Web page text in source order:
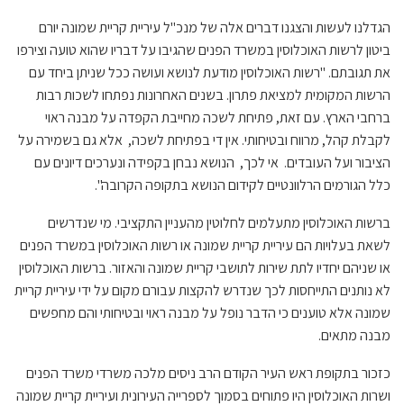
הגדלנו לעשות והצגנו דברים אלה של מנכ"ל עיריית קריית שמונה יורם
ביטון לרשות האוכלוסין במשרד הפנים שהגיבו על דבריו שהוא טועה וצירפו
את תגובתם. "רשות האוכלוסין מודעת לנושא ועושה ככל שניתן ביחד עם
הרשות המקומית למציאת פתרון. בשנים האחרונות נפתחו לשכות רבות
ברחבי הארץ. עם זאת, פתיחת לשכה מחייבת הקפדה על מבנה ראוי
לקבלת קהל, מרווח ובטיחותי. אין די בפתיחת לשכה, אלא גם בשמירה על
הציבור ועל העובדים. אי לכך, הנושא נבחן בקפידה ונערכים דיונים עם
כלל הגורמים הרלוונטיים לקידום הנושא בתקופה הקרובה".
ברשות האוכלוסין מתעלמים לחלוטין מהעניין התקציבי. מי שנדרשים
לשאת בעלויות הם עיריית קריית שמונה או רשות האוכלוסין במשרד הפנים
או שניהם יחדיו לתת שירות לתושבי קריית שמונה והאזור. ברשות האוכלוסין
לא נותנים התייחסות לכך שנדרש להקצות עבורם מקום על ידי עיריית קריית
שמונה אלא טוענים כי הדבר נופל על מבנה ראוי ובטיחותי והם מחפשים
מבנה מתאים.
כזכור בתקופת ראש העיר הקודם הרב ניסים מלכה משרדי משרד הפנים
ושרות האוכלוסין היו פתוחים בסמוך לספרייה העירונית ועיריית קריית שמונה